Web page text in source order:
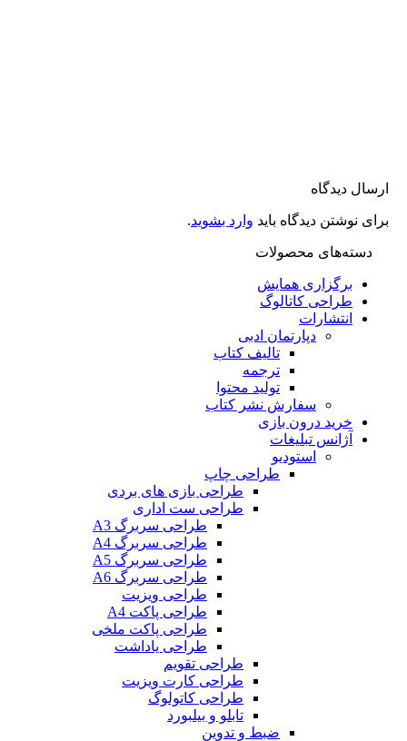
دیدگاه
دیدگاه بایدوارد بشوید .
محصولات
برگزاری همایش
طراحی کاتالوگ
انتشارات
دپارتمان ادبی
تالیف کتاب
ترجمه
تولید محتوا
سفارش نشر کتاب
خرید درون بازی
آژانس تبلیغات
استودیو
طراحی چاپ
طراحی بازی های بردی
طراحی ست اداری
طراحی سربرگ A3
طراحی سربرگ A4
طراحی سربرگ A5
طراحی سربرگ A6
طراحی ویزیت
طراحی پاکت A4
طراحی پاکت ملخی
طراحی یاداشت
طراحی تقویم
طراحی کارت ویزیت
طراحی کاتولوگ
تابلو و بیلبورد
ضبط و تدوین